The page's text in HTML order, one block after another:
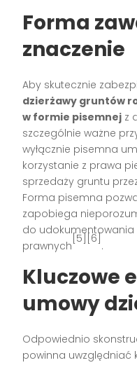
Forma
znaczenie
Aby skutecznie
dzierżawy gruntów
w formie pisemnej z
szczególnie ważne
wyłącznie pisemna
korzystanie z prawa
sprzedaży gruntu
Forma pisemna
zapobiega
do
prawnych
[5][6]
.
Kluczowe
umowy
Odpowiednio
powinna uwzględniać